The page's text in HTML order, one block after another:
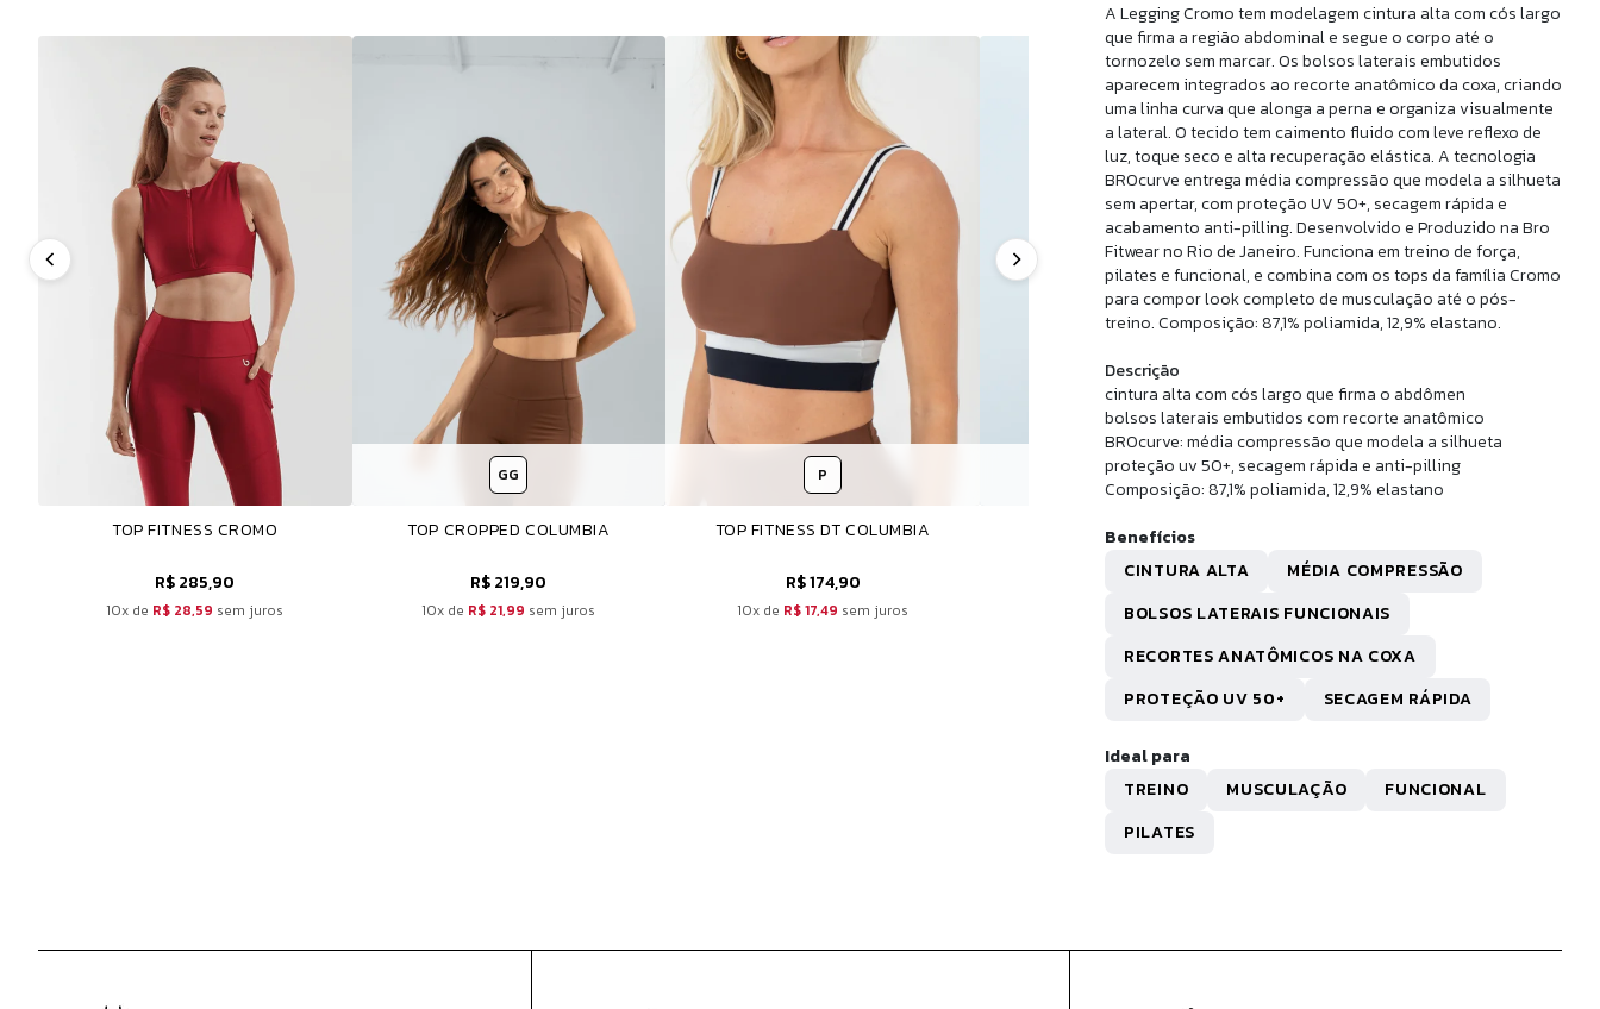
TOP FITNESS CROMO
R$ 285,90
10x de R$ 28,59 sem juros
GG
TOP CROPPED COLUMBIA
R$ 219,90
10x de R$ 21,99 sem juros
P
TOP FITNESS DT COLUMBIA
R$ 174,90
10x de R$ 17,49 sem juros
P
REGATA TULE CELESTE
R$ 124,20
R$ 12,42 sem juros
CALÇA LEGGING DT EPIC
R$ 249,90
10x deR$ 24,99sem juros
A Legging Cromo tem modelagem cintura alta com cós largo
que firma a região abdominal e segue o corpo até o
tornozelo sem marcar. Os bolsos laterais embutidos
aparecem integrados ao recorte anatômico da coxa, criando
uma linha curva que alonga a perna e organiza visualmente
a lateral. O tecido tem caimento fluido com leve reflexo de
luz, toque seco e alta recuperação elástica. A tecnologia
BROcurve entrega média compressão que modela a silhueta
sem apertar, com proteção UV 50+, secagem rápida e
acabamento anti-pilling. Desenvolvido e Produzido na Bro
Fitwear no Rio de Janeiro. Funciona em treino de força,
pilates e funcional, e combina com os tops da família Cromo
para compor look completo de musculação até o pós-
treino. Composição: 87,1% poliamida, 12,9% elastano.
Descrição
cintura alta com cós largo que firma o abdômen
bolsos laterais embutidos com recorte anatômico
BROcurve: média compressão que modela a silhueta
proteção uv 50+, secagem rápida e anti-pilling
Composição: 87,1% poliamida, 12,9% elastano
Benefícios
CINTURA ALTA
MÉDIA COMPRESSÃO
BOLSOS LATERAIS FUNCIONAIS
RECORTES ANATÔMICOS NA COXA
PROTEÇÃO UV 50+
SECAGEM RÁPIDA
Ideal para
TREINO
MUSCULAÇÃO
FUNCIONAL
PILATES